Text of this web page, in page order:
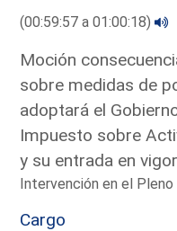
(00:59:57 a 01:00:18)
Moción
sobre medidas de
adoptará el
Impuesto sobre
y su entrada en
Intervención en el
Cargo